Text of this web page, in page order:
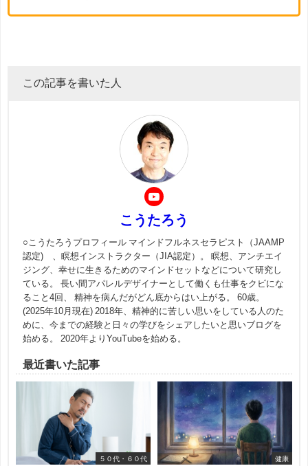
この記事を書いた人
こうたろう
○こうたろうプロフィール マインドフルネスセラピスト（JAAMP
認定) 、瞑想インストラクター（JIA認定）。 瞑想、アンチエイ
ジング、幸せに生きるためのマインドセットなどについて研究し
ている。 長い間アパレルデザイナーとして働くも仕事をクビにな
ること4回、 精神を病んだがどん底からはい上がる。 60歳。
(2025年10月現在) 2018年、精神的に苦しい思いをしている人のた
めに、今までの経験と日々の学びをシェアしたいと思いブログを
始める。 2020年よりYouTubeを始める。
最近書いた記事
５０代・６０代 健康